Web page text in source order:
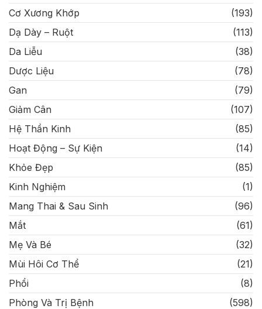
Cơ Xương Khớp
(193)
Dạ Dày – Ruột
(113)
Da Liễu
(38)
Dược Liệu
(78)
Gan
(79)
Giảm Cân
(107)
Hệ Thần Kinh
(85)
Hoạt Động – Sự Kiện
(14)
Khỏe Đẹp
(85)
Kinh Nghiệm
(1)
Mang Thai & Sau Sinh
(96)
Mắt
(61)
Mẹ Và Bé
(32)
Mùi Hôi Cơ Thể
(21)
Phổi
(8)
Phòng Và Trị Bệnh
(598)